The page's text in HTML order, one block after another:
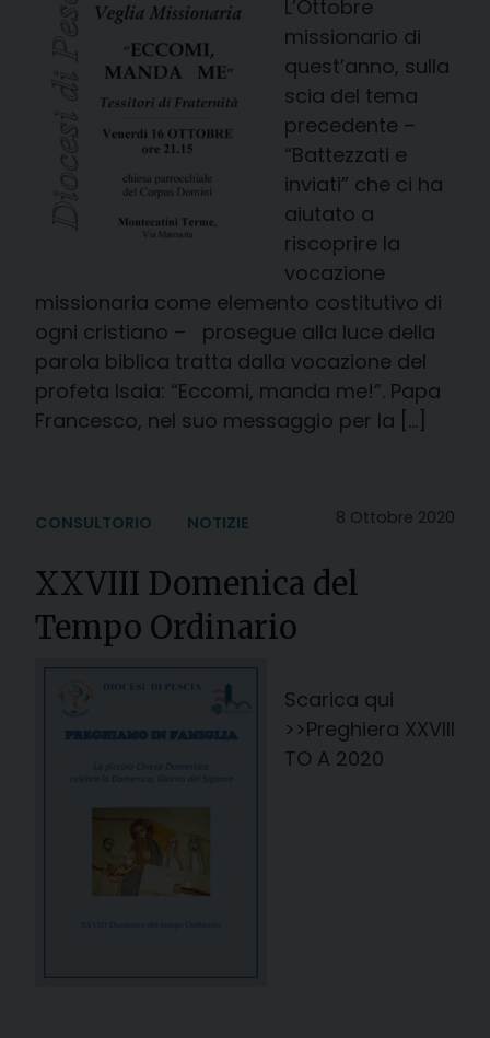
L’Ottobre
missionario di
quest’anno, sulla
scia del tema
precedente –
“Battezzati e
inviati” che ci ha
aiutato a
riscoprire la
vocazione
missionaria come elemento costitutivo di
ogni cristiano – prosegue alla luce della
parola biblica tratta dalla vocazione del
profeta Isaia: “Eccomi, manda me!”. Papa
Francesco, nel suo messaggio per la […]
8 Ottobre 2020
CONSULTORIO NOTIZIE
XXVIII Domenica del
Tempo Ordinario
Scarica qui
>>Preghiera XXVIII
TO A 2020